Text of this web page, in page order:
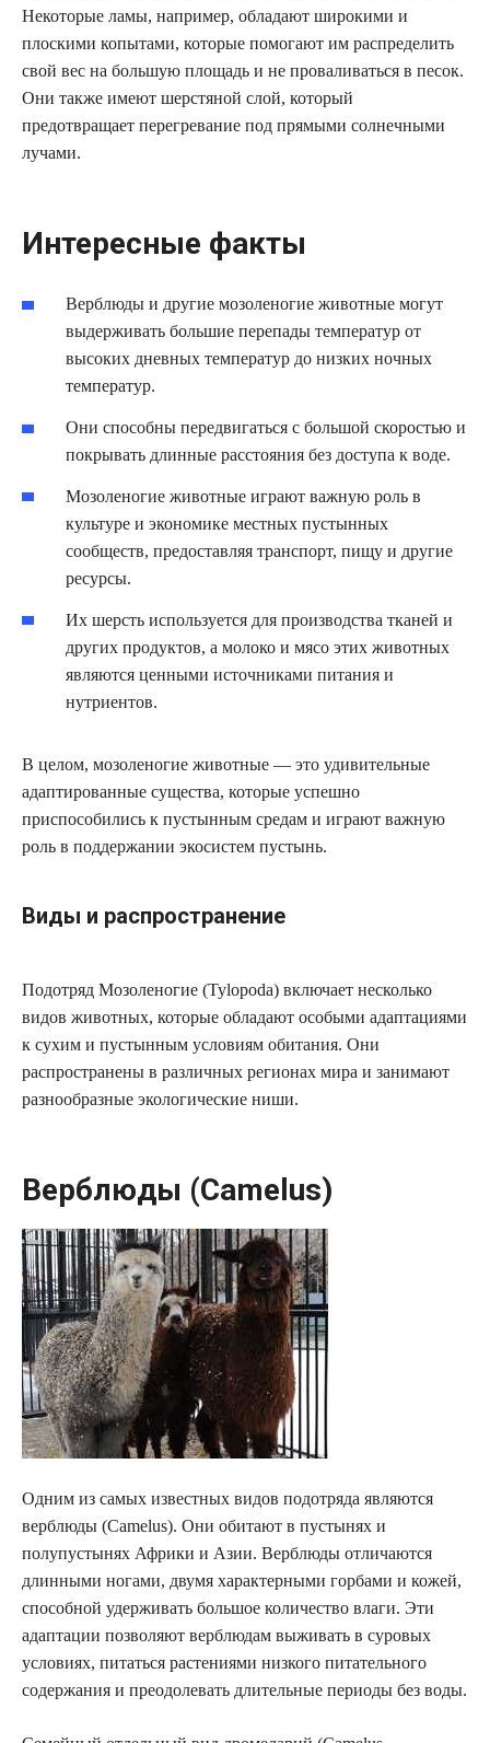
Некоторые ламы, например, обладают широкими и
плоскими копытами, которые помогают им распределить
свой вес на большую площадь и не проваливаться в песок.
Они также имеют шерстяной слой, который
предотвращает перегревание под прямыми солнечными
лучами.
Интересные факты
Верблюды и другие мозоленогие животные могут
выдерживать большие перепады температур от
высоких дневных температур до низких ночных
температур.
Они способны передвигаться с большой скоростью и
покрывать длинные расстояния без доступа к воде.
Мозоленогие животные играют важную роль в
культуре и экономике местных пустынных
сообществ, предоставляя транспорт, пищу и другие
ресурсы.
Их шерсть используется для производства тканей и
других продуктов, а молоко и мясо этих животных
являются ценными источниками питания и
нутриентов.
В целом, мозоленогие животные — это удивительные
адаптированные существа, которые успешно
приспособились к пустынным средам и играют важную
роль в поддержании экосистем пустынь.
Виды и распространение
Подотряд Мозоленогие (Tylopoda) включает несколько
видов животных, которые обладают особыми адаптациями
к сухим и пустынным условиям обитания. Они
распространены в различных регионах мира и занимают
разнообразные экологические ниши.
Верблюды (Camelus)
Одним из самых известных видов подотряда являются
верблюды (Camelus). Они обитают в пустынях и
полупустынях Африки и Азии. Верблюды отличаются
длинными ногами, двумя характерными горбами и кожей,
способной удерживать большое количество влаги. Эти
адаптации позволяют верблюдам выживать в суровых
условиях, питаться растениями низкого питательного
содержания и преодолевать длительные периоды без воды.